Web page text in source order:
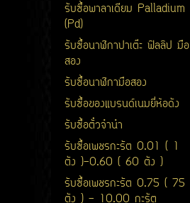
รับซื้อพาลาเดียม Palladium
(Pd)
รับซื้อนาฬิกาปาเต๊ะ ฟิลลิป มือ
สอง
รับซื้อนาฬิกามือสอง
รับซื้อของแบรนด์เนมยี่ห้อดัง
รับซื้อตั๋วจำนำ
รับซื้อเพชรกะรัต 0.01 ( 1
ตัง )-0.60 ( 60 ตัง )
รับซื้อเพชรกะรัต 0.75 ( 75
ตัง ) - 10.00 กะรัต